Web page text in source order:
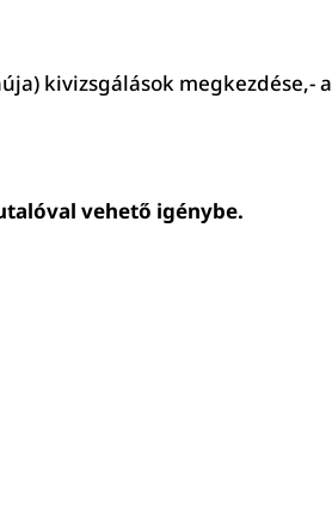
kivizsgálások megkezdése,- a
vehető igénybe.